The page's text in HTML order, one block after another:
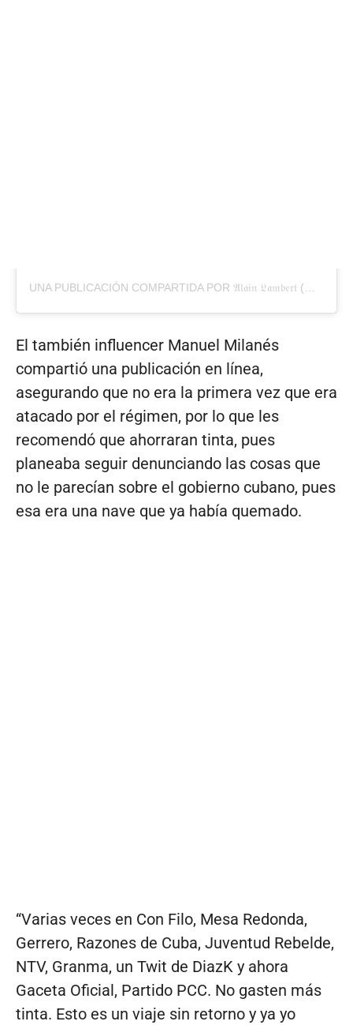
UNA PUBLICACIÓN COMPARTIDA POR 𝔄𝔩𝔞𝔦𝔫 𝔏𝔞𝔪𝔟𝔢𝔯𝔱 (@ALAIN_PAPARAZZI_CUBANO)
El también influencer Manuel Milanés
compartió una publicación en línea,
asegurando que no era la primera vez que era
atacado por el régimen, por lo que les
recomendó que ahorraran tinta, pues
planeaba seguir denunciando las cosas que
no le parecían sobre el gobierno cubano, pues
esa era una nave que ya había quemado.
“Varias veces en Con Filo, Mesa Redonda,
Gerrero, Razones de Cuba, Juventud Rebelde,
NTV, Granma, un Twit de DiazK y ahora
Gaceta Oficial, Partido PCC. No gasten más
tinta. Esto es un viaje sin retorno y ya yo